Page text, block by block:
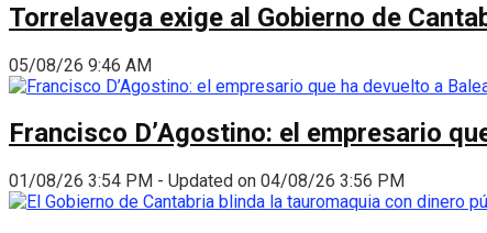
Torrelavega exige al Gobierno de
05/08/26 9:46 AM
Francisco D’Agostino: el empresario
01/08/26 3:54 PM - Updated on 04/08/26 3:56 PM